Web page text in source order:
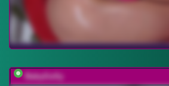
BabyGolly